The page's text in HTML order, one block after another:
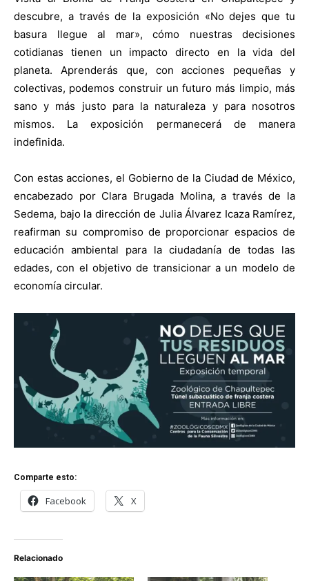
descubre, a través de la exposición «No dejes que tu
basura llegue al mar», cómo nuestras decisiones
cotidianas tienen un impacto directo en la vida del
planeta. Aprenderás que, con acciones pequeñas y
colectivas, podemos construir un futuro más limpio, más
sano y más justo para la naturaleza y para nosotros
mismos. La exposición permanecerá de manera
indefinida.
Con estas acciones, el Gobierno de la Ciudad de México,
encabezado por Clara Brugada Molina, a través de la
Sedema, bajo la dirección de Julia Álvarez Icaza Ramírez,
reafirman su compromiso de proporcionar espacios de
educación ambiental para la ciudadanía de todas las
edades, con el objetivo de transicionar a un modelo de
economía circular.
Comparte esto:
Facebook X
Relacionado